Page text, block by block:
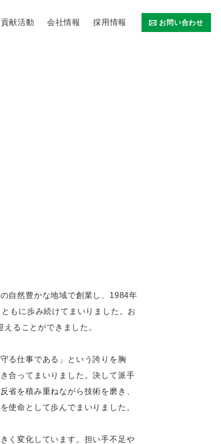
献活動 会社情報 採用情報 お問い合わせ
自然豊かな地域で創業し、1984年
もに歩み続けてまいりました。お
ることができました。
る仕事である」という誇りを胸
合ってまいりました。決して派手
省を積み重ねながら技術を磨き、
使命として歩んでまいりました。
く変化しています。担い手不足や